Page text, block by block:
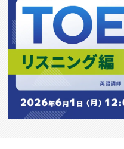
RECRUIT
クリエイター求人を探す
CREATIVE JOB求人検索
特集求人
採用説明会
スキルアップしたい！